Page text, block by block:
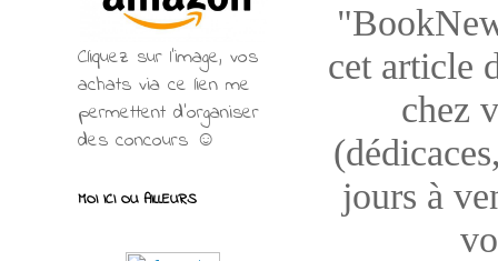
cet article
chez
jours à
Cliquez sur l'image, vos
achats via ce lien me
permettent d’organiser
des concours ☺
MOI ICI OU AILLEURS